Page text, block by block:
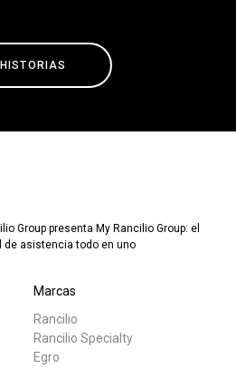
Group presenta My Rancilio Group: el
de asistencia todo en uno
Marcas
Rancilio
Rancilio Specialty
Egro